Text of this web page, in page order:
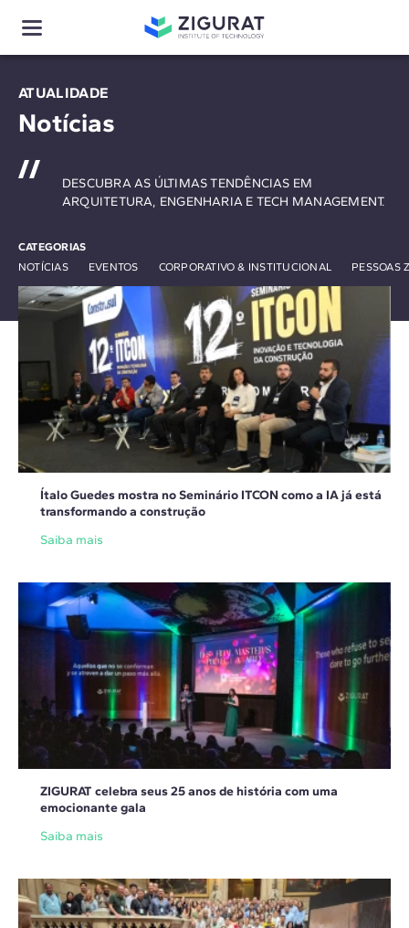
ATUALIDADE
Notícias
CATEGORIAS
NOTÍCIAS
EVENTOS CORPORATIVO & INSTITUCIONAL PESSOAS
DESCUBRA AS ÚLTIMAS TENDÊNCIAS EM
ARQUITETURA, ENGENHARIA E TECH MANAGEMENT.
Ítalo Guedes mostra no Seminário ITCON como a IA já está
transformando a construção
Saiba mais
ZIGURAT celebra seus 25 anos de história com uma
emocionante gala
Saiba mais